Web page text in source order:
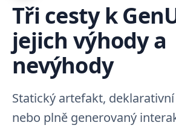
Tři cesty k
jejich výhody a
nevýhody
Statický artefakt,
nebo plně generovaný